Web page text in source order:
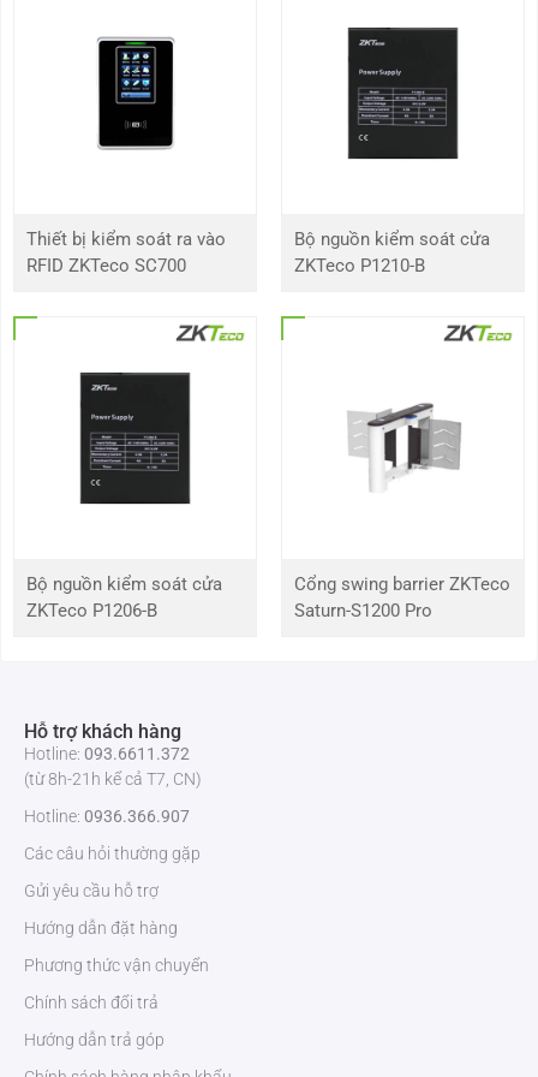
4.000 vân tay / 10.000 thẻ 25KHz EM đọc / IC đọc
(Tùy chọn)
2.000 (1: N) / 4.000 (1: 1)
Bộ nhớ 100.000 sự kiện
Màn hình cảm ứng 2,8 inch TFT-LCD
Đầu đọc EM / Bộ đọc EMF 125KHz (tùy chọn)
Âm thanh và chỉ thị Hi-Fi
Giao diện
Ngõ ra Relay Lock, ngõ ra cảnh báo / ngõ vào phụ,
truy cập
Thuật toán
ZKVein v3.0 ZKFinger v10.0 Algorithms
Phần mềm ZKBioSecurity
Nguồn điện
Nhiệt độ
hoạt động
-10 ° C ~ 50 ° C
Kích thước 190,8 × 85 × 103 mm
Thiết bị kiểm soát ra vào
RFID ZKTeco SC700
Bộ nguồn kiểm soát cửa
ZKTeco P1210-B
Bộ nguồn kiểm soát cửa
ZKTeco P1206-B
Cổng swing barrier ZKTeco
Saturn-S1200 Pro
Hỗ trợ khách hàng
Hotline: 093.6611.372
(từ 8h-21h kể cả T7, CN)
Hotline: 0936.366.907
Các câu hỏi thường gặp
Gửi yêu cầu hỗ trợ
Hướng dẫn đặt hàng
Phương thức vận chuyển
Chính sách đổi trả
Hướng dẫn trả góp